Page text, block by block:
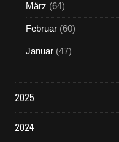
März (64)
Februar (60)
Januar (47)
2025
2024